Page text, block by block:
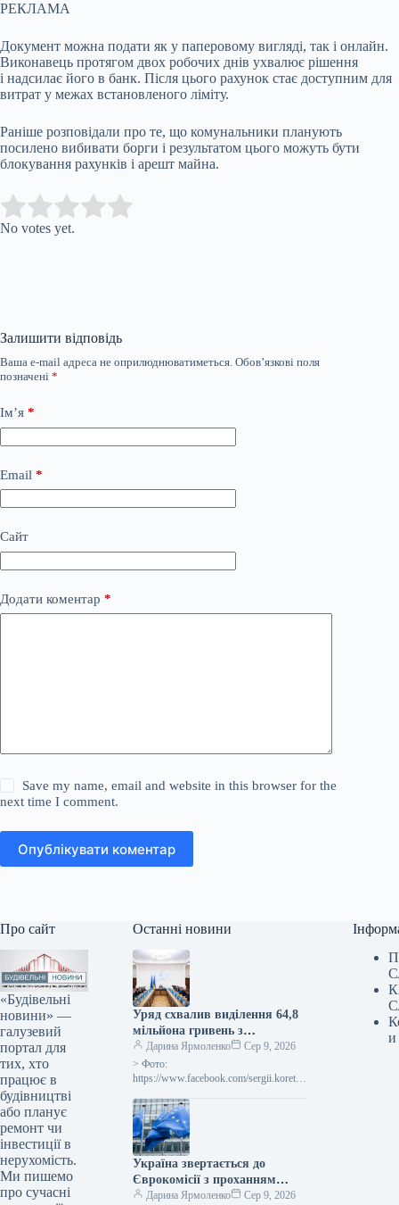
РЕКЛАМА
Документ можна подати як у паперовому вигляді, так і онлайн.
Виконавець протягом двох робочих днів ухвалює рішення
і надсилає його в банк. Після цього рахунок стає доступним для
витрат у межах встановленого ліміту.
Раніше розповідали про те, що комунальники планують
посилено вибивати борги і результатом цього можуть бути
блокування рахунків і арешт майна.
Rate this item:
No votes yet.
Залишити відповідь
Ваша e-mail адреса не оприлюднюватиметься. Обов’язкові поля
позначені *
Ім’я *
Email *
Сайт
Додати коментар *
Save my name, email and website in this browser for the
next time I comment.
Опублікувати коментар
Про сайт
«Будівельні
новини» —
галузевий
портал для
тих, хто
працює в
будівництві
або планує
ремонт чи
інвестиції в
нерухомість.
Ми пишемо
про сучасні
Останні новини
Уряд схвалив виділення 64,8
мільйона гривень з
державного бюджету для
відновлювальних робіт та
подолання наслідків війни.
Дарина Ярмоленко
Сер 9, 2026
> Фото:
https://www.facebook.com/sergii.koretsk
виділення коштів, запланованих у
державному бюджеті на 2026 рік для
фінансування регіональної політики,
з…
Україна звертається до
Єврокомісії з проханням
надати 220 мільйонів євро для
Дарина Ярмоленко Сер 9, 2026
и